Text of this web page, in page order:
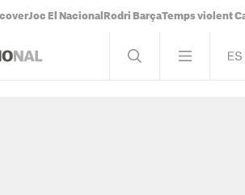
Joc El Nacional Rodri BarçaTemps violent